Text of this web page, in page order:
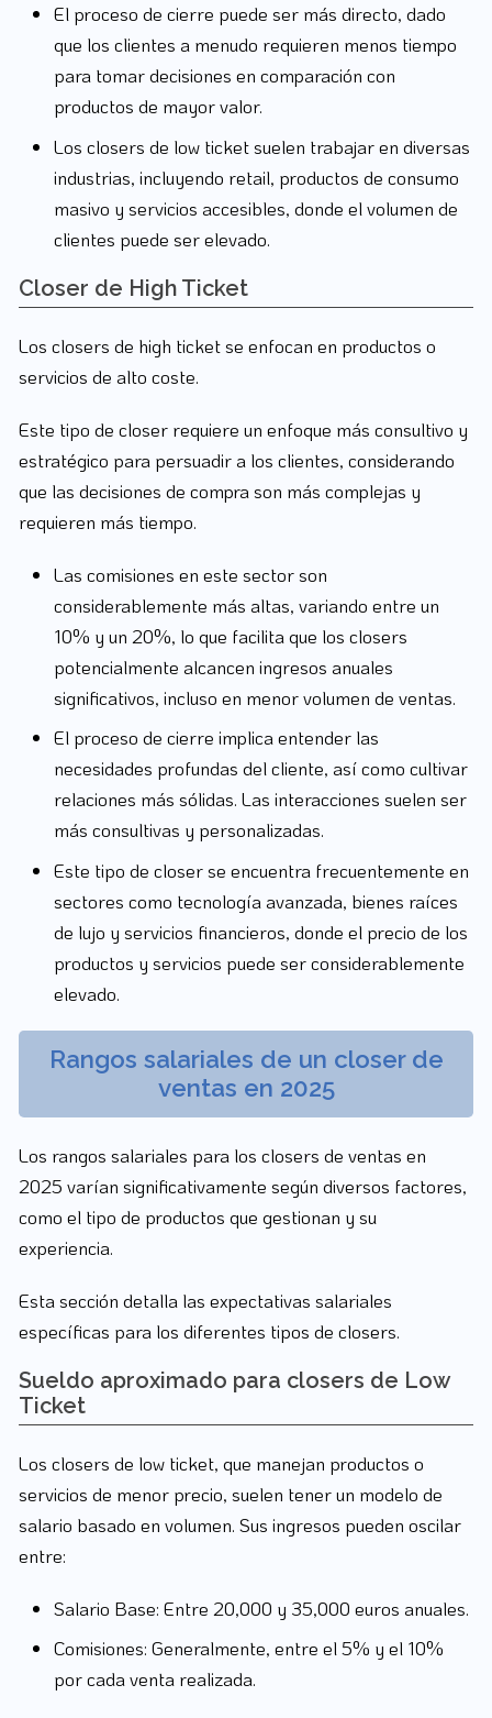
El proceso de cierre puede ser más directo, dado
que los clientes a menudo requieren menos tiempo
para tomar decisiones en comparación con
productos de mayor valor.
Los closers de low ticket suelen trabajar en diversas
industrias, incluyendo retail, productos de consumo
masivo y servicios accesibles, donde el volumen de
clientes puede ser elevado.
Closer de High Ticket
Los closers de high ticket se enfocan en productos o
servicios de alto coste.
Este tipo de closer requiere un enfoque más consultivo y
estratégico para persuadir a los clientes, considerando
que las decisiones de compra son más complejas y
requieren más tiempo.
Las comisiones en este sector son
considerablemente más altas, variando entre un
10% y un 20%, lo que facilita que los closers
potencialmente alcancen ingresos anuales
significativos, incluso en menor volumen de ventas.
El proceso de cierre implica entender las
necesidades profundas del cliente, así como cultivar
relaciones más sólidas. Las interacciones suelen ser
más consultivas y personalizadas.
Este tipo de closer se encuentra frecuentemente en
sectores como tecnología avanzada, bienes raíces
de lujo y servicios financieros, donde el precio de los
productos y servicios puede ser considerablemente
elevado.
Rangos salariales de un closer de
ventas en 2025
Los rangos salariales para los closers de ventas en
2025 varían significativamente según diversos factores,
como el tipo de productos que gestionan y su
experiencia.
Esta sección detalla las expectativas salariales
específicas para los diferentes tipos de closers.
Sueldo aproximado para closers de Low
Ticket
Los closers de low ticket, que manejan productos o
servicios de menor precio, suelen tener un modelo de
salario basado en volumen. Sus ingresos pueden oscilar
entre:
Salario Base: Entre 20,000 y 35,000 euros anuales.
Comisiones: Generalmente, entre el 5% y el 10%
por cada venta realizada.